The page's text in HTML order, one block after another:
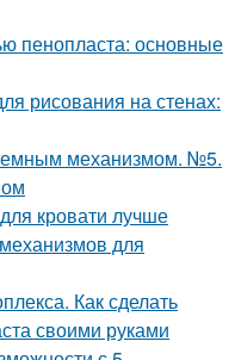
пенопласта: основные
рисования на стенах:
механизмом. №5.
кровати лучше
для
Как сделать
своими руками